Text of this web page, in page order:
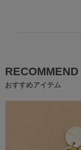
おすすめアイテム